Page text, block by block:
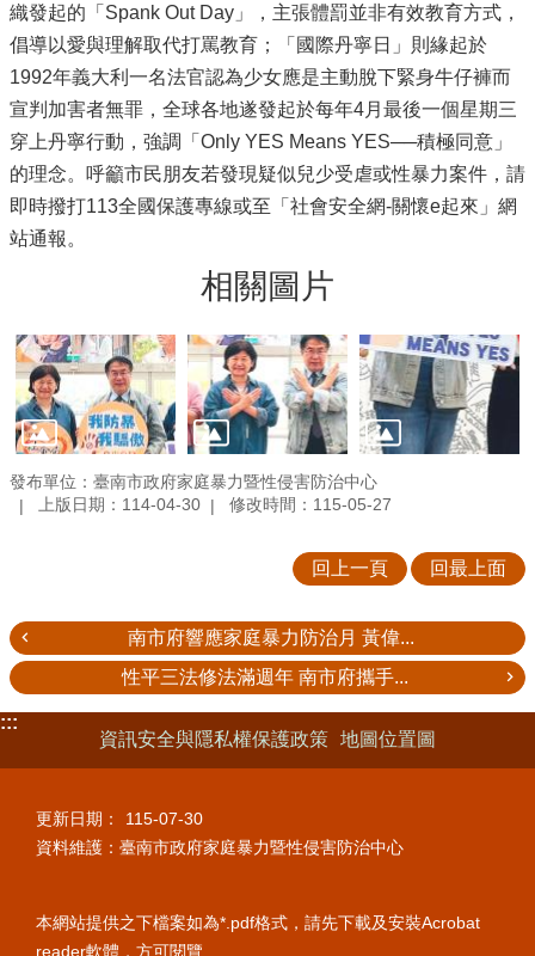
織發起的「Spank Out Day」，主張體罰並非有效教育方式，
倡導以愛與理解取代打罵教育；「國際丹寧日」則緣起於
1992年義大利一名法官認為少女應是主動脫下緊身牛仔褲而
宣判加害者無罪，全球各地遂發起於每年4月最後一個星期三
穿上丹寧行動，強調「Only YES Means YES──積極同意」
的理念。呼籲市民朋友若發現疑似兒少受虐或性暴力案件，請
即時撥打113全國保護專線或至「社會安全網-關懷e起來」網
站通報。
相關圖片
發布單位：臺南市政府家庭暴力暨性侵害防治中心
上版日期：114-04-30
修改時間：115-05-27
回上一頁 回最上面
南市府響應家庭暴力防治月 黃偉...
性平三法修法滿週年 南市府攜手...
:::
資訊安全與隱私權保護政策 地圖位置圖
更新日期：
115-07-30
資料維護：臺南市政府家庭暴力暨性侵害防治中心
本網站提供之下檔案如為*.pdf格式，請先下載及安裝Acrobat
reader軟體，方可閱覽